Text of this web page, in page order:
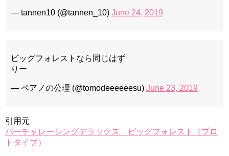
— tannen10 (@tannen_10) June 24, 2019
ビッグフォレストなら同じはず
りー
— ペアノの公理 (@tomodeeeeeesu) June 23, 2019
引用元
バーチャレーシングデラックス ビッグフォレスト（プロ
トタイプ）